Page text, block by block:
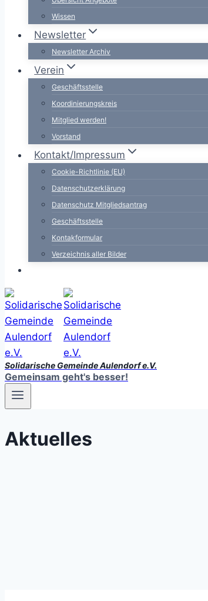
Wissen
Newsletter
Newsletter Archiv
Verein
Geschäftsstelle
Koordinierungskreis
Mitglied werden!
Vorstand
Kontakt/Impressum
Cookie-Richtlinie (EU)
Datenschutzerklärung
Datenschutz Mitgliedsantrag
Geschäftsstelle
Kontakformular
Verzeichnis aller Bilder
Solidarische Gemeinde Aulendorf e.V.
Gemeinsam geht's besser!
Aktuelles